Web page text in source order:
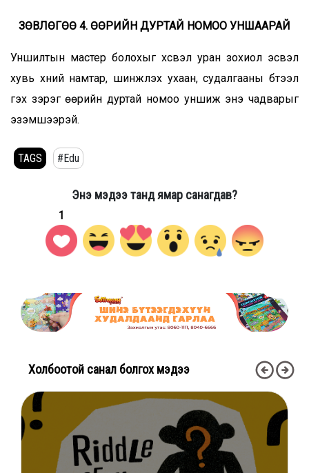
ЗӨВЛӨГӨӨ 4. ӨӨРИЙН ДУРТАЙ НОМОО УНШААРАЙ
Уншилтын мастер болохыг хүсвэл уран зохиол эсвэл
хувь хүний намтар, шинжлэх ухаан, судалгааны бүтээл
гэх зэрэг өөрийн дуртай номоо уншиж энэ чадварыг
эзэмшээрэй.
TAGS #Edu
Энэ мэдээ танд ямар санагдав?
1
Холбоотой санал болгох мэдээ